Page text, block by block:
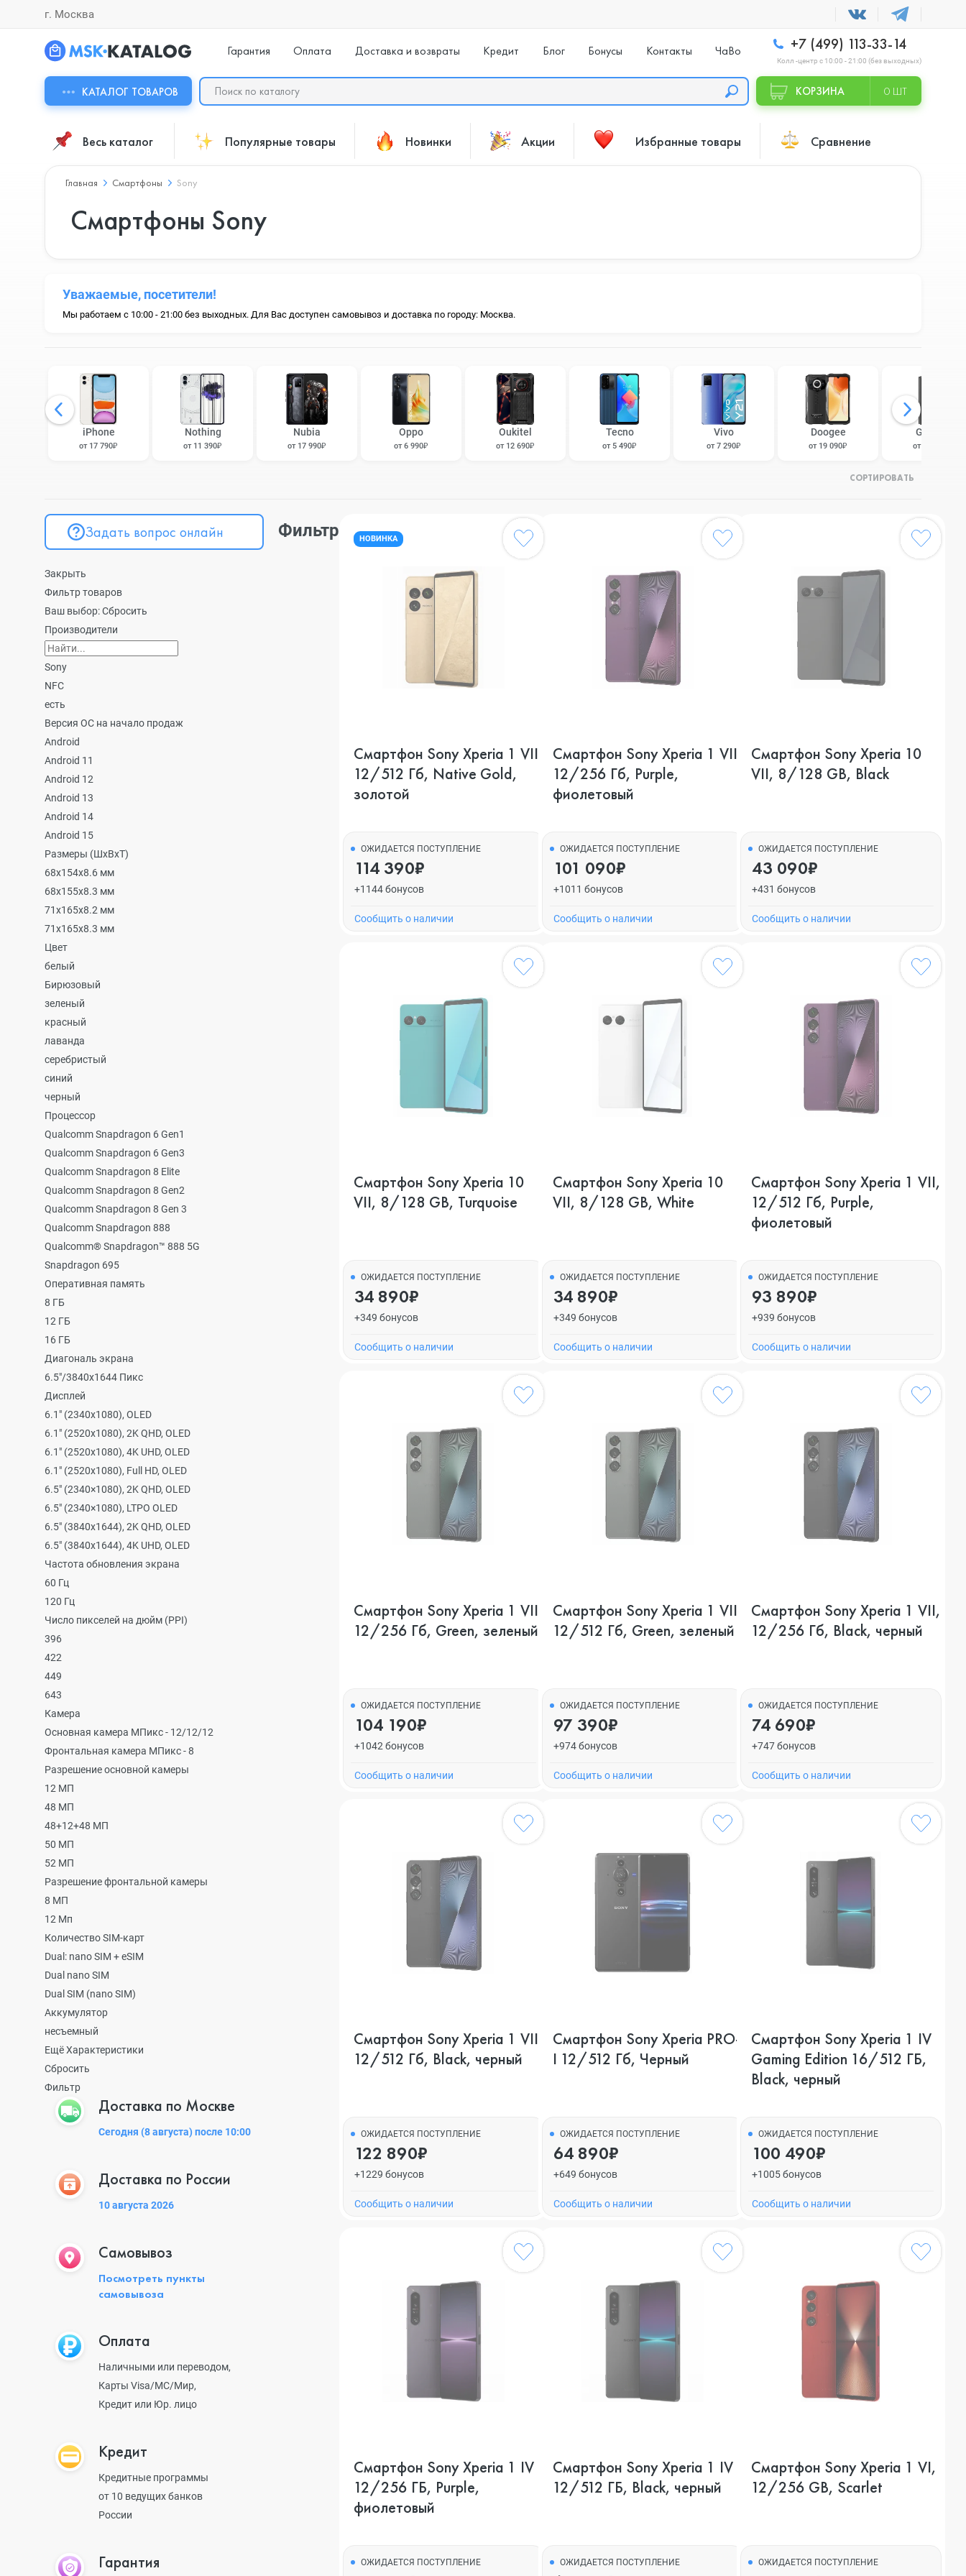
г. Москва
Гарантия Оплата Доставка и возвраты Кредит Блог Бонусы Контакты ЧаВо +7 (499) 113-33-14
Колл -центр с 10:00 - 21:00 (без выходных)
КАТАЛОГ ТОВАРОВ КОРЗИНА 0 ШТ
Весь каталог Популярные товары Новинки Акции Избранные товары Сравнение
Главная Смартфоны Sony
Смартфоны Sony
Уважаемые, посетители!
Мы работаем с 10:00 - 21:00 без выходных. Для Вас доступен самовывоз и доставка по городу: Москва.
iPhone
от 17 790₽
Nothing
от 11 390₽
Nubia
от 17 990₽
Oppo
от 6 990₽
Oukitel
от 12 690₽
Tecno
от 5 490₽
Vivo
от 7 290₽
Doogee
от 19 090₽
Google
от 13 890₽
СОРТИРОВАТЬ
Задать вопрос онлайн
Закрыть
Фильтр товаров
Ваш выбор:Сбросить
Производители
Sony
NFC
есть
Версия ОС на начало продаж
Android
Android 11
Android 12
Android 13
Android 14
Android 15
Размеры (ШxВxТ)
68x154x8.6 мм
68x155x8.3 мм
71x165x8.2 мм
71x165x8.3 мм
Цвет
белый
Бирюзовый
зеленый
красный
лаванда
серебристый
синий
черный
Процессор
Qualcomm Snapdragon 6 Gen1
Qualcomm Snapdragon 6 Gen3
Qualcomm Snapdragon 8 Elite
Qualcomm Snapdragon 8 Gen2
Qualcomm Snapdragon 8 Gen 3
Qualcomm Snapdragon 888
Qualcomm® Snapdragon™ 888 5G
Snapdragon 695
Оперативная память
8 ГБ
12 ГБ
16 ГБ
Диагональ экрана
6.5"/3840x1644 Пикс
Дисплей
6.1" (2340х1080), OLED
6.1" (2520x1080), 2K QHD, OLED
6.1" (2520x1080), 4K UHD, OLED
6.1" (2520x1080), Full HD, OLED
6.5" (2340×1080), 2K QHD, OLED
6.5" (2340×1080), LTPO OLED
6.5" (3840x1644), 2K QHD, OLED
6.5" (3840x1644), 4K UHD, OLED
Частота обновления экрана
60 Гц
120 Гц
Число пикселей на дюйм (PPI)
396
422
449
643
Камера
Основная камера МПикс - 12/12/12
Фронтальная камера МПикс - 8
Разрешение основной камеры
12 МП
48 МП
48+12+48 МП
50 МП
52 МП
Разрешение фронтальной камеры
8 МП
12 Мп
Количество SIM-карт
Dual: nano SIM + eSIM
Dual nano SIM
Dual SIM (nano SIM)
Аккумулятор
несъемный
Ещё Характеристики
Сбросить
Фильтр
Доставка по Москве
Сегодня (8 августа) после 10:00
Доставка по России
10 августа 2026
Самовывоз
Посмотреть пункты
самовывоза
Оплата
Наличными или переводом,
Карты Visa/MC/Мир,
Кредит или Юр. лицо
Кредит
Кредитные программы
от 10 ведущих банков
России
Гарантия
Фильтр НОВИНКА
Смартфон Sony Xperia 1 VII,
12/512 Гб, Native Gold,
золотой
ОЖИДАЕТСЯ ПОСТУПЛЕНИЕ
114 390₽
+1144 бонусов
Cообщить о наличии
Смартфон Sony Xperia 1 VII,
12/256 Гб, Purple,
фиолетовый
ОЖИДАЕТСЯ ПОСТУПЛЕНИЕ
101 090₽
+1011 бонусов
Cообщить о наличии
Смартфон Sony Xperia 10
VII, 8/128 GB, Black
ОЖИДАЕТСЯ ПОСТУПЛЕНИЕ
43 090₽
+431 бонусов
Cообщить о наличии
Смартфон Sony Xperia 10
VII, 8/128 GB, Turquoise
ОЖИДАЕТСЯ ПОСТУПЛЕНИЕ
34 890₽
+349 бонусов
Cообщить о наличии
Смартфон Sony Xperia 10
VII, 8/128 GB, White
ОЖИДАЕТСЯ ПОСТУПЛЕНИЕ
34 890₽
+349 бонусов
Cообщить о наличии
Смартфон Sony Xperia 1 VII,
12/512 Гб, Purple,
фиолетовый
ОЖИДАЕТСЯ ПОСТУПЛЕНИЕ
93 890₽
+939 бонусов
Cообщить о наличии
Смартфон Sony Xperia 1 VII,
12/256 Гб, Green, зеленый
ОЖИДАЕТСЯ ПОСТУПЛЕНИЕ
104 190₽
+1042 бонусов
Cообщить о наличии
Смартфон Sony Xperia 1 VII,
12/512 Гб, Green, зеленый
ОЖИДАЕТСЯ ПОСТУПЛЕНИЕ
97 390₽
+974 бонусов
Cообщить о наличии
Смартфон Sony Xperia 1 VII,
12/256 Гб, Black, черный
ОЖИДАЕТСЯ ПОСТУПЛЕНИЕ
74 690₽
+747 бонусов
Cообщить о наличии
Смартфон Sony Xperia 1 VII,
12/512 Гб, Black, черный
ОЖИДАЕТСЯ ПОСТУПЛЕНИЕ
122 890₽
+1229 бонусов
Cообщить о наличии
Смартфон Sony Xperia PRO-
I 12/512 Гб, Черный
ОЖИДАЕТСЯ ПОСТУПЛЕНИЕ
64 890₽
+649 бонусов
Cообщить о наличии
Смартфон Sony Xperia 1 IV
Gaming Edition 16/512 ГБ,
Black, черный
ОЖИДАЕТСЯ ПОСТУПЛЕНИЕ
100 490₽
+1005 бонусов
Cообщить о наличии
Смартфон Sony Xperia 1 IV
12/256 ГБ, Purple,
фиолетовый
ОЖИДАЕТСЯ ПОСТУПЛЕНИЕ
Смартфон Sony Xperia 1 IV
12/512 ГБ, Black, черный
ОЖИДАЕТСЯ ПОСТУПЛЕНИЕ
Смартфон Sony Xperia 1 VI,
12/256 GB, Scarlet
ОЖИДАЕТСЯ ПОСТУПЛЕНИЕ